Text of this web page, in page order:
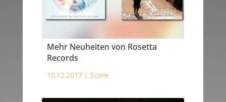
Mehr Neuheiten von Rosetta
Records
10.12.2017 | Score